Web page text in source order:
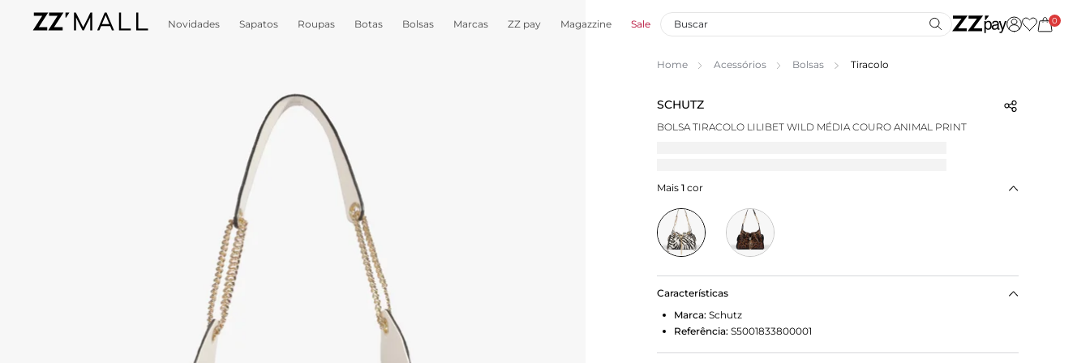
Novidades Sapatos Roupas Botas Bolsas Marcas ZZ pay Magazzine Sale 0
Home Acessórios Bolsas Tiracolo
SCHUTZ
BOLSA TIRACOLO LILIBET WILD MÉDIA COURO ANIMAL PRINT
Mais 1 cor
Características
Marca: Schutz
Referência: S5001833800001